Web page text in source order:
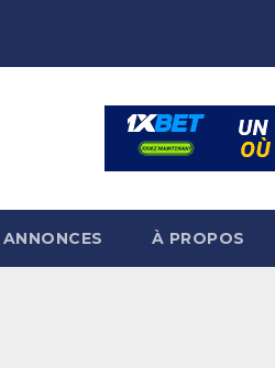
ANNONCES À PROPOS